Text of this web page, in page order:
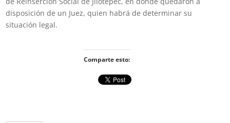
disposición de un Juez, quien habrá de determinar su
situación legal.
Comparte esto: